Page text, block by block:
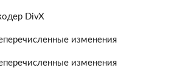
DivX
изменения
изменения